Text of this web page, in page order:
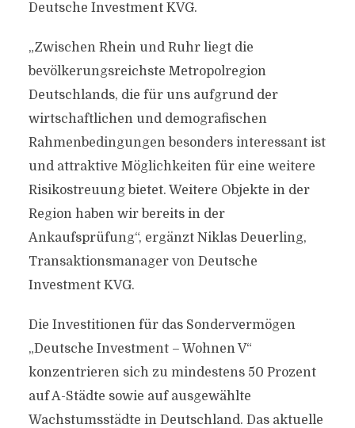
Deutsche Investment KVG.
„Zwischen Rhein und Ruhr liegt die
bevölkerungsreichste Metropolregion
Deutschlands, die für uns aufgrund der
wirtschaftlichen und demografischen
Rahmenbedingungen besonders interessant ist
und attraktive Möglichkeiten für eine weitere
Risikostreuung bietet. Weitere Objekte in der
Region haben wir bereits in der
Ankaufsprüfung“, ergänzt Niklas Deuerling,
Transaktionsmanager von Deutsche
Investment KVG.
Die Investitionen für das Sondervermögen
„Deutsche Investment – Wohnen V“
konzentrieren sich zu mindestens 50 Prozent
auf A-Städte sowie auf ausgewählte
Wachstumsstädte in Deutschland. Das aktuelle